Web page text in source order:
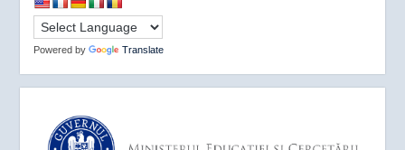
Powered by Translate